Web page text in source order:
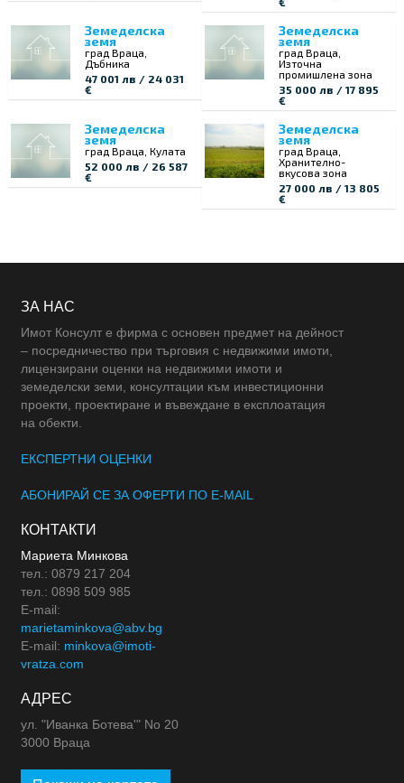
Земеделска
земя
град Враца,
Дъбника
47 001 лв / 24 031
€
Земеделска
земя
град Враца,
Източна
промишлена зона
35 000 лв / 17 895
€
Земеделска
земя
град Враца, Кулата
52 000 лв / 26 587
€
Земеделска
земя
град Враца,
Хранително-
вкусова зона
27 000 лв / 13 805
€
ЗА НАС
Имот Консулт е фирма с основен предмет на дейност
– посредничество при търговия с недвижими имоти,
лицензирани оценки на недвижими имоти и
земеделски земи, консултации към инвестиционни
проекти, проектиране и въвеждане в експлоатация
на обекти.
ЕКСПЕРТНИ ОЦЕНКИ
АБОНИРАЙ СЕ ЗА ОФЕРТИ ПО E-MAIL
КОНТАКТИ
Мариета Минкова
тел.: 0879 217 204
тел.: 0898 509 985
E-mail:
marietaminkova@abv.bg
E-mail: minkova@imoti-
vratza.com
АДРЕС
ул. "Иванка Ботева'" No 20
3000 Враца